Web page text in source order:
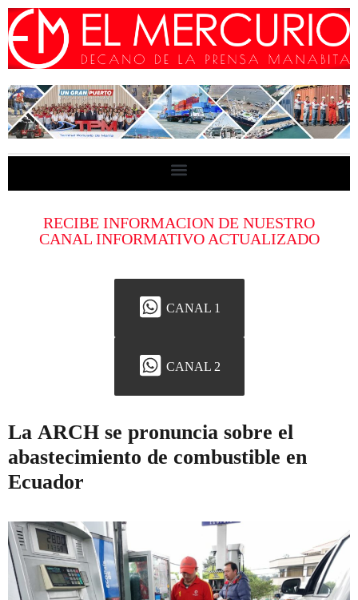
RECIBE INFORMACION DE NUESTRO
CANAL INFORMATIVO ACTUALIZADO
CANAL 1
CANAL 2
La ARCH se pronuncia sobre el
abastecimiento de combustible en
Ecuador